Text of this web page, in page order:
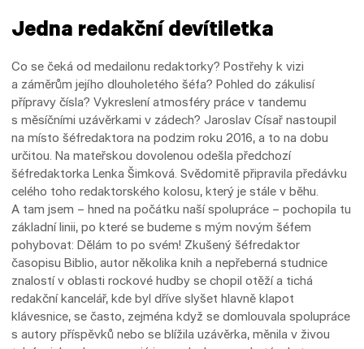
Jedna redakční devítiletka
Co se čeká od medailonu redaktorky? Postřehy k vizi
a záměrům jejího dlouholetého šéfa? Pohled do zákulisí
přípravy čísla? Vykreslení atmosféry práce v tandemu
s měsíčními uzávěrkami v zádech? Jaroslav Císař nastoupil
na místo šéfredaktora na podzim roku 2016, a to na dobu
určitou. Na mateřskou dovolenou odešla předchozí
šéfredaktorka Lenka Šimková. Svědomitě připravila předávku
celého toho redaktorského kolosu, který je stále v běhu.
A tam jsem – hned na počátku naší spolupráce – pochopila tu
základní linii, po které se budeme s mým novým šéfem
pohybovat: Dělám to po svém! Zkušený šéfredaktor
časopisu Biblio, autor několika knih a nepřeberná studnice
znalostí v oblasti rockové hudby se chopil otěží a tichá
redakční kancelář, kde byl dříve slyšet hlavně klapot
klávesnice, se často, zejména když se domlouvala spolupráce
s autory příspěvků nebo se blížila uzávěrka, měnila v živou